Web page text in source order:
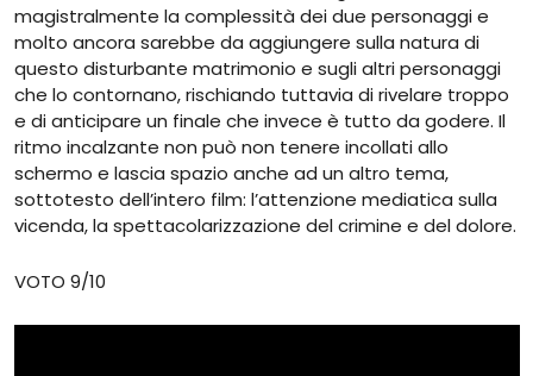
magistralmente la complessità dei due personaggi e
molto ancora sarebbe da aggiungere sulla natura di
questo disturbante matrimonio e sugli altri personaggi
che lo contornano, rischiando tuttavia di rivelare troppo
e di anticipare un finale che invece è tutto da godere. Il
ritmo incalzante non può non tenere incollati allo
schermo e lascia spazio anche ad un altro tema,
sottotesto dell’intero film: l’attenzione mediatica sulla
vicenda, la spettacolarizzazione del crimine e del dolore.
VOTO 9/10